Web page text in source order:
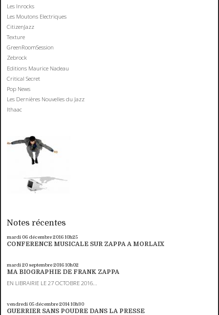
Les Inrocks
Les Moutons Electriques
CitizenJazz
Texture
GreenRoomSession
Zebrock
Editions Maurice Nadeau
Critical Secret
Pop News
Les Dernières Nouvelles du Jazz
Ithaac
Notes récentes
mardi 06 décembre 201610h25
CONFERENCE MUSICALE SUR ZAPPA A MORLAIX
mardi 20 septembre 201610h02
MA BIOGRAPHIE DE FRANK ZAPPA
EN LIBRAIRIE LE 27 OCTOBRE 2016...
vendredi 05 décembre 201410h30
GUERRIER SANS POUDRE DANS LA PRESSE